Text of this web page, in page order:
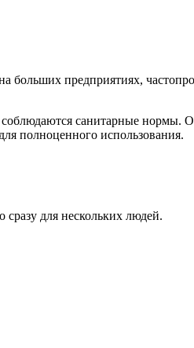
больших предприятиях,
санитарные нормы.
полноценного использования.
сразу для нескольких людей.